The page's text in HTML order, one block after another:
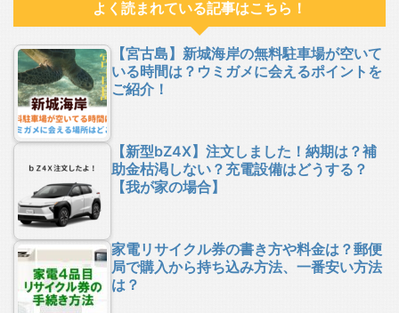
よく読まれている記事はこちら！
【宮古島】新城海岸の無料駐車場が空いて
いる時間は？ウミガメに会えるポイントを
ご紹介！
【新型bZ4X】注文しました！納期は？補
助金枯渇しない？充電設備はどうする？
【我が家の場合】
家電リサイクル券の書き方や料金は？郵便
局で購入から持ち込み方法、一番安い方法
は？